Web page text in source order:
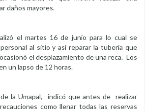
daños mayores.
el martes 16 de junio para lo cual se
al sitio y así reparar la tubería que
el desplazamiento de una reca. Los
un lapso de 12 horas.
la Umapal, indicó que antes de realizar
como llenar todas las reservas